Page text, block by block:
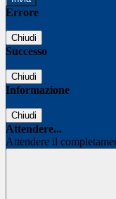
Errore
Chiudi
Successo
Chiudi
Informazione
Chiudi
Attendere...
Attendere il